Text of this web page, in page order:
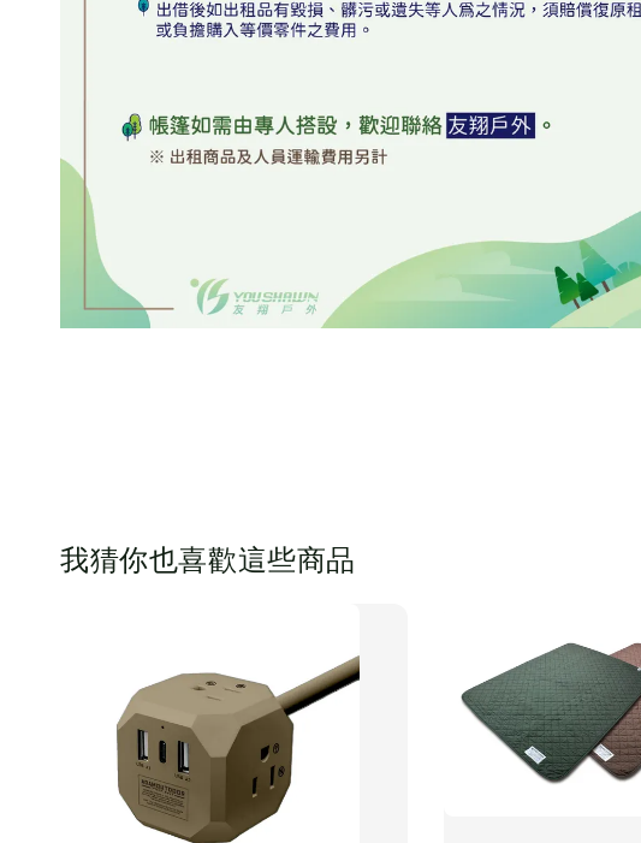
我猜你也喜歡這些商品